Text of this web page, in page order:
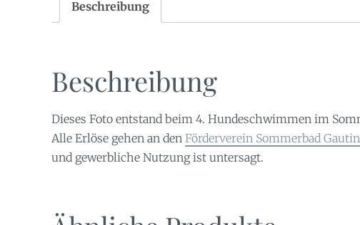
Beschreibung
Beschreibung
Dieses Foto entstand beim 4. Hundeschwimmen im
Alle Erlöse gehen an den Förderverein Sommerbad
und gewerbliche Nutzung ist untersagt.